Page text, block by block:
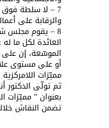
7 – لا سلطة فوق
والرقابة على
8 – يقوم مجلس
العائدة لكل ما له
الموسّعة، إن على
أو على مستوى
مميّزات اللامركزية
ثم تولّى الدكتور
بعنوان ” مميّزات
تضمن النقاش